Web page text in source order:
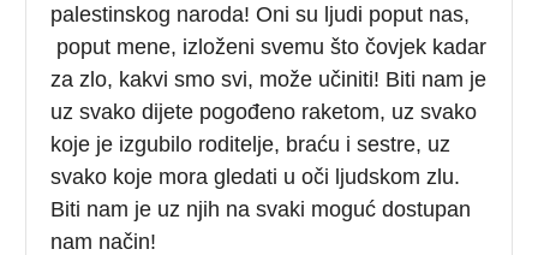
palestinskog naroda! Oni su ljudi poput nas,
poput mene, izloženi svemu što čovjek kadar
za zlo, kakvi smo svi, može učiniti! Biti nam je
uz svako dijete pogođeno raketom, uz svako
koje je izgubilo roditelje, braću i sestre, uz
svako koje mora gledati u oči ljudskom zlu.
Biti nam je uz njih na svaki moguć dostupan
nam način!